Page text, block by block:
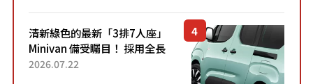
清新綠色的最新「3排7人座」
Minivan 備受矚目！ 採用全長
4.7公尺剛剛好的車身尺寸與
2026.07.22